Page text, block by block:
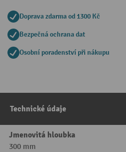
Doprava zdarma od 1300 Kč
Bezpečná ochrana dat
Osobní poradenství při nákupu
Technické údaje
Jmenovitá hloubka
300 mm